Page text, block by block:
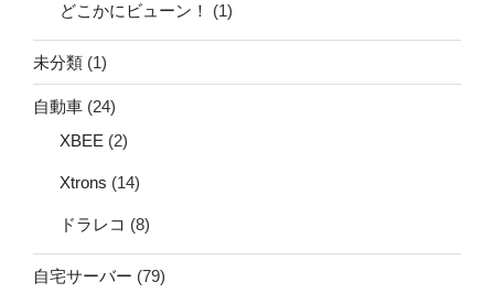
どこかにビューン！ (1)
未分類 (1)
自動車 (24)
XBEE (2)
Xtrons (14)
ドラレコ (8)
自宅サーバー (79)